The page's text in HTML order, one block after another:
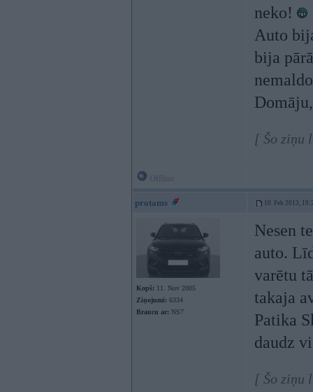
neko!
Auto
bija
[ Šo ziņu
protams 10. Feb 2013,
Kopš: 11. Nov 2005
Ziņojumi: 6334
Braucu ar: NS7
Nesen
auto.
varētu
takaja
Patika
daudz
[ Šo ziņu